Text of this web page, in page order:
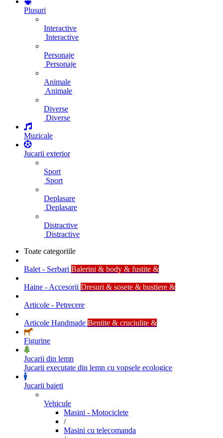
Plusuri
Interactive
Interactive
Personaje
Personaje
Animale
Animale
Diverse
Diverse
Muzicale
Jucarii exterior
Sport
Sport
Deplasare
Deplasare
Distractive
Distractive
Toate categoriile
Balet - Serbari Balerini & body & fustite &
Haine - Accesorii Dresuri & sosete & bustiere &
Articole - Petrecere
Articole Handmade Bentite & cruciulite &
Figurine
Jucarii din lemn
Jucarii executate din lemn cu vopsele ecologice
Jucarii baieti
Vehicule
Masini - Motociclete
/
Masini cu telecomanda